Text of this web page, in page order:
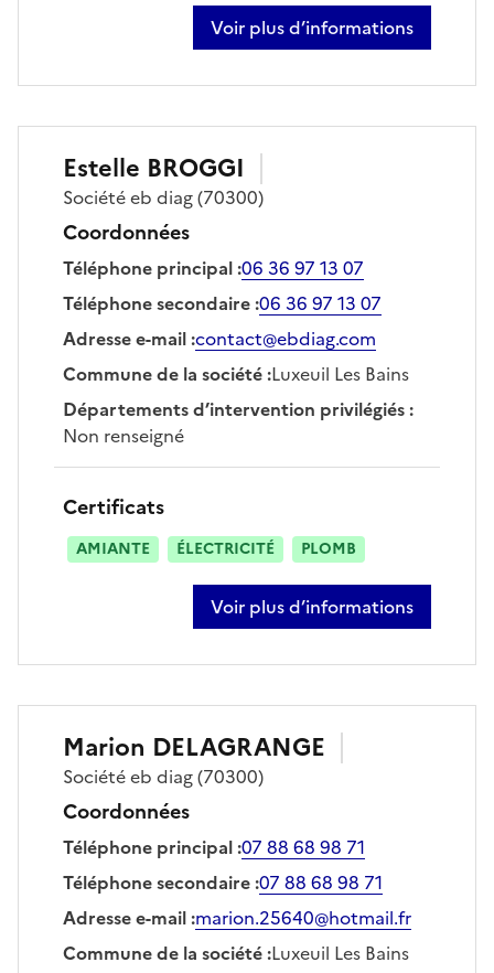
Voir plus d’informations
sur christine bouret-perrin
Estelle BROGGI
Sociétéeb diag(70300)
Coordonnées
Téléphone principal:06 36 97 13 07
Téléphone secondaire:06 36 97 13 07
Adresse e-mail:contact@ebdiag.com
Commune de la société:Luxeuil Les Bains
Départements d’intervention privilégiés:
Non renseigné
Certificats
AMIANTE ÉLECTRICITÉ PLOMB
Voir plus d’informations
sur estelle broggi
Marion DELAGRANGE
Sociétéeb diag(70300)
Coordonnées
Téléphone principal:07 88 68 98 71
Téléphone secondaire:07 88 68 98 71
Adresse e-mail:marion.25640@hotmail.fr
Commune de la société:Luxeuil Les Bains